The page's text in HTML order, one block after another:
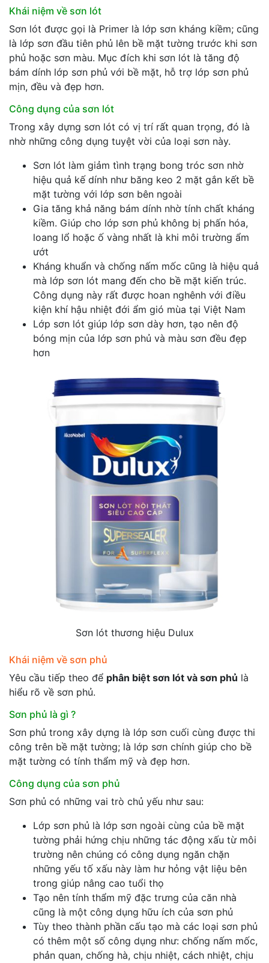
Khái niệm về sơn lót
Sơn lót được gọi là Primer là lớp sơn kháng kiềm; cũng
là lớp sơn đầu tiên phủ lên bề mặt tường trước khi sơn
phủ hoặc sơn màu. Mục đích khi sơn lót là tăng độ
bám dính lớp sơn phủ với bề mặt, hỗ trợ lớp sơn phủ
mịn, đều và đẹp hơn.
Công dụng của sơn lót
Trong xây dựng sơn lót có vị trí rất quan trọng, đó là
nhờ những công dụng tuyệt vời của loại sơn này.
Sơn lót làm giảm tình trạng bong tróc sơn nhờ
hiệu quả kế dính như băng keo 2 mặt gắn kết bề
mặt tường với lớp sơn bên ngoài
Gia tăng khả năng bám dính nhờ tính chất kháng
kiềm. Giúp cho lớp sơn phủ không bị phấn hóa,
loang lổ hoặc ố vàng nhất là khi môi trường ẩm
ướt
Kháng khuẩn và chống nấm mốc cũng là hiệu quả
mà lớp sơn lót mang đến cho bề mặt kiến trúc.
Công dụng này rất được hoan nghênh với điều
kiện khí hậu nhiệt đới ẩm gió mùa tại Việt Nam
Lớp sơn lót giúp lớp sơn dày hơn, tạo nên độ
bóng mịn của lớp sơn phủ và màu sơn đều đẹp
hơn
Sơn lót thương hiệu Dulux
Khái niệm về sơn phủ
Yêu cầu tiếp theo để phân biệt sơn lót và sơn phủ là
hiểu rõ về sơn phủ.
Sơn phủ là gì ?
Sơn phủ trong xây dựng là lớp sơn cuối cùng được thi
công trên bề mặt tường; là lớp sơn chính giúp cho bề
mặt tường có tính thẩm mỹ và đẹp hơn.
Công dụng của sơn phủ
Sơn phủ có những vai trò chủ yếu như sau:
Lớp sơn phủ là lớp sơn ngoài cùng của bề mặt
tường phải hứng chịu những tác động xấu từ môi
trường nên chúng có công dụng ngăn chặn
những yếu tố xấu này làm hư hỏng vật liệu bên
trong giúp nâng cao tuổi thọ
Tạo nên tính thẩm mỹ đặc trưng của căn nhà
cũng là một công dụng hữu ích của sơn phủ
Tùy theo thành phần cấu tạo mà các loại sơn phủ
có thêm một số công dụng như: chống nấm mốc,
phản quan, chống hà, chịu nhiệt, cách nhiệt, chịu